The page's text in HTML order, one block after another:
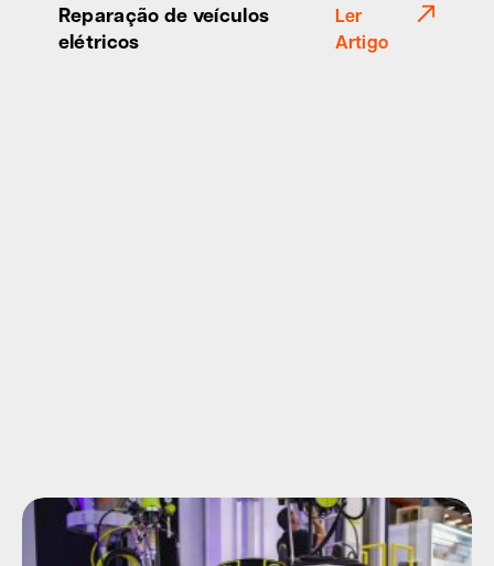
Reparação de veículos
elétricos
Ler
Artigo